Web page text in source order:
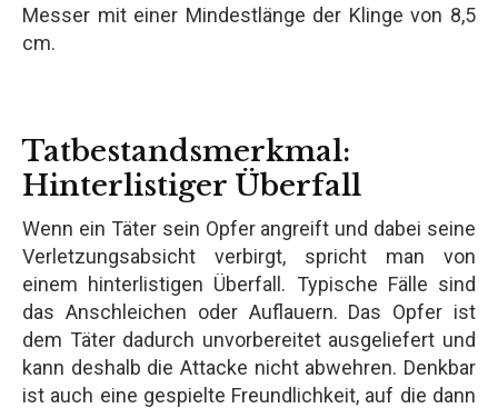
Messer mit einer Mindestlänge der Klinge von 8,5
cm.
Tatbestandsmerkmal:
Hinterlistiger Überfall
Wenn ein Täter sein Opfer angreift und dabei seine
Verletzungsabsicht verbirgt, spricht man von
einem hinterlistigen Überfall. Typische Fälle sind
das Anschleichen oder Auflauern. Das Opfer ist
dem Täter dadurch unvorbereitet ausgeliefert und
kann deshalb die Attacke nicht abwehren. Denkbar
ist auch eine gespielte Freundlichkeit, auf die dann